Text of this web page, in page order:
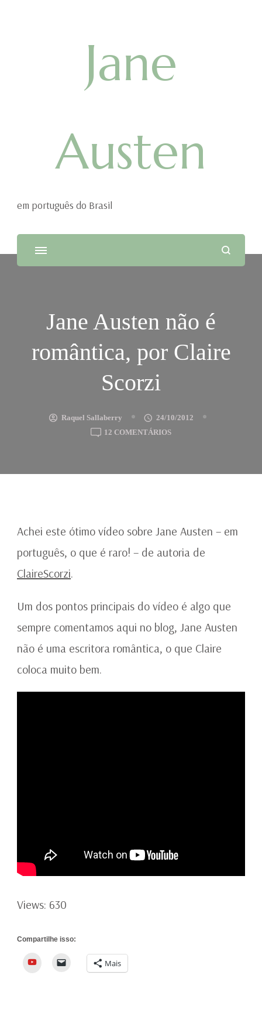
Jane
Austen
em português do Brasil
Jane Austen não é
romântica, por Claire
Scorzi
Raquel Sallaberry
24/10/2012
12 COMENTÁRIOSEM
NÃO
CLAIRE
Achei este ótimo vídeo sobre Jane Austen – em
português, o que é raro! – de autoria de
ClaireScorzi.
Um dos pontos principais do vídeo é algo que
sempre comentamos aqui no blog, Jane Austen
não é uma escritora romântica, o que Claire
coloca muito bem.
Views: 630
Compartilhe isso:
YouTube Mais